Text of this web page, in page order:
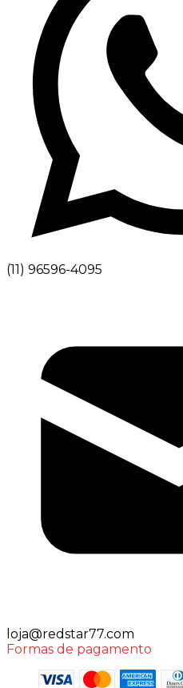
(11) 96596-4095
loja@redstar77.com
Formas de pagamento